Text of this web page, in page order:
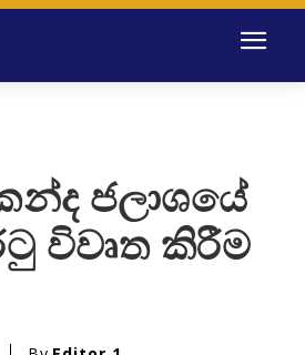
ජලාශයේ
විවෘත කිරීම